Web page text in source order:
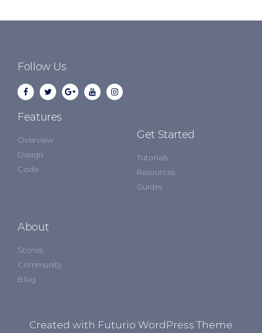
Follow Us
Features
Overview
Design
Code
Get Started
Tutorials
Resources
Guides
About
Stories
Community
Blog
Created with Futurio WordPress Theme